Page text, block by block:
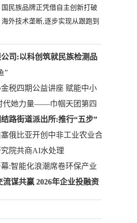
国民族品牌正凭借自主创新打破
海外技术垄断,逐步实现从跟跑到
公司:以科创筑就民族检测品
”
税四期公益讲座 赋能中小
代她力量——巾帼天团第四
路街道派出所:推行“五步”
景线
俄比亚开创中非工业农业合
院共商AI水处理
:智能化浪潮席卷环保产业
谋共赢 2026年企业投融资